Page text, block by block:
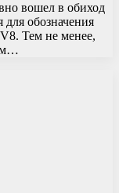
вошел в обиход
обозначения
Тем не менее,